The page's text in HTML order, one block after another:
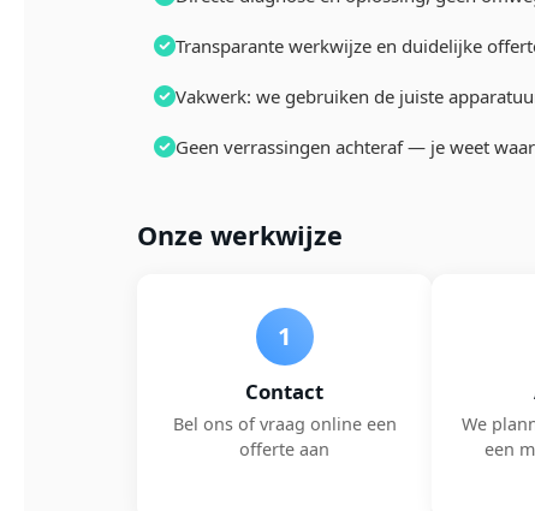
Transparante werkwijze en duidelijke
Vakwerk: we gebruiken de juiste
Geen verrassingen achteraf — je weet
Onze werkwijze
1
Contact
Bel ons of vraag online een
offerte aan
We
een